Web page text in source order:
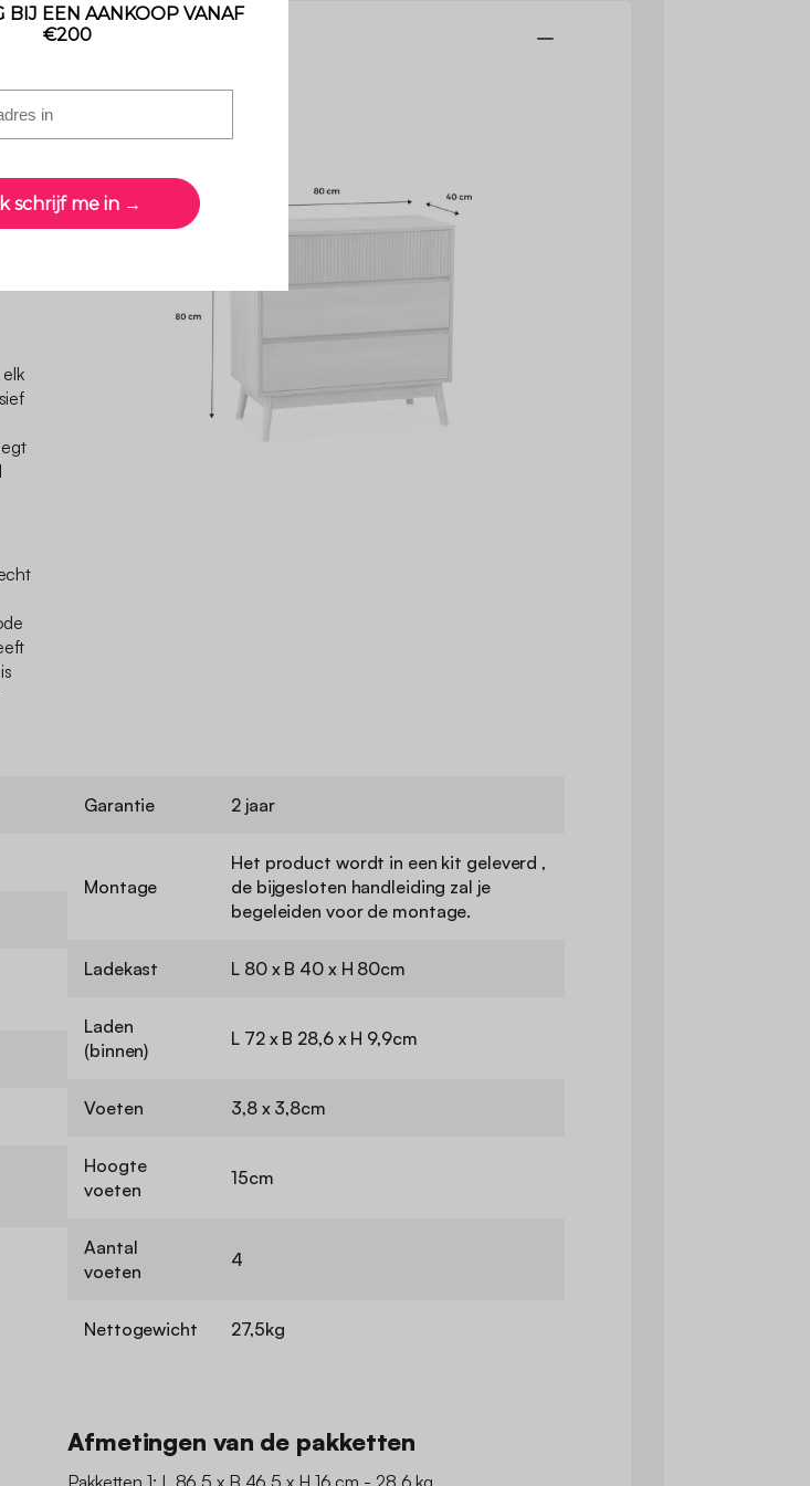
Garantie 2 jaar
Montage
Het product wordt in een kit geleverd ,
de bijgesloten handleiding zal je
begeleiden voor de montage.
Ladekast L 80 x B 40 x H 80cm
Laden
(binnen)
L 72 x B 28,6 x H 9,9cm
Voeten 3,8 x 3,8cm
Hoogte
voeten
15cm
Aantal
voeten
4
Nettogewicht 27,5kg
Afmetingen van de pakketten
Pakketten 1: L 86.5 x B 46.5 x H 16 cm - 28.6 kg